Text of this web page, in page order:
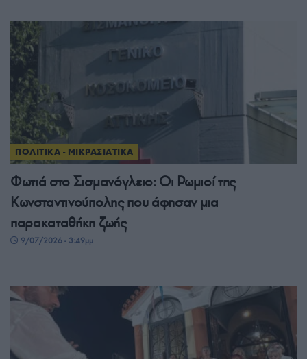
ΠΟΛΙΤΙΚΑ - ΜΙΚΡΑΣΙΑΤΙΚΑ
Φωτιά στο Σισμανόγλειο: Οι Ρωμιοί της
Κωνσταντινούπολης που άφησαν μια
παρακαταθήκη ζωής
9/07/2026 - 3:49μμ